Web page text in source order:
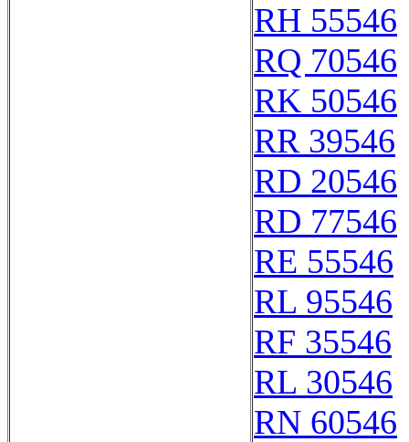
RH 55546
RQ 70546
RK 50546
RR 39546
RD 20546
RD 77546
RE 55546
RL 95546
RF 35546
RL 30546
RN 60546